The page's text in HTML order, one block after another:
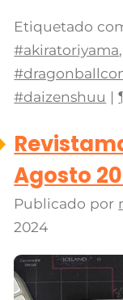
Etiquetado
#akiratoriyama
#daizenshuu |
Agosto
Publicado por
2024